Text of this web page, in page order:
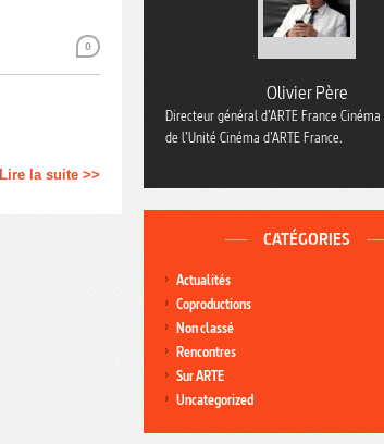
0
Lire la suite >>
Olivier Père
Directeur général d’ARTE France
de l’Unité Cinéma d’ARTE France.
CATÉGORIES
Actualités
Coproductions
Non classé
Rencontres
Sur ARTE
Uncategorized